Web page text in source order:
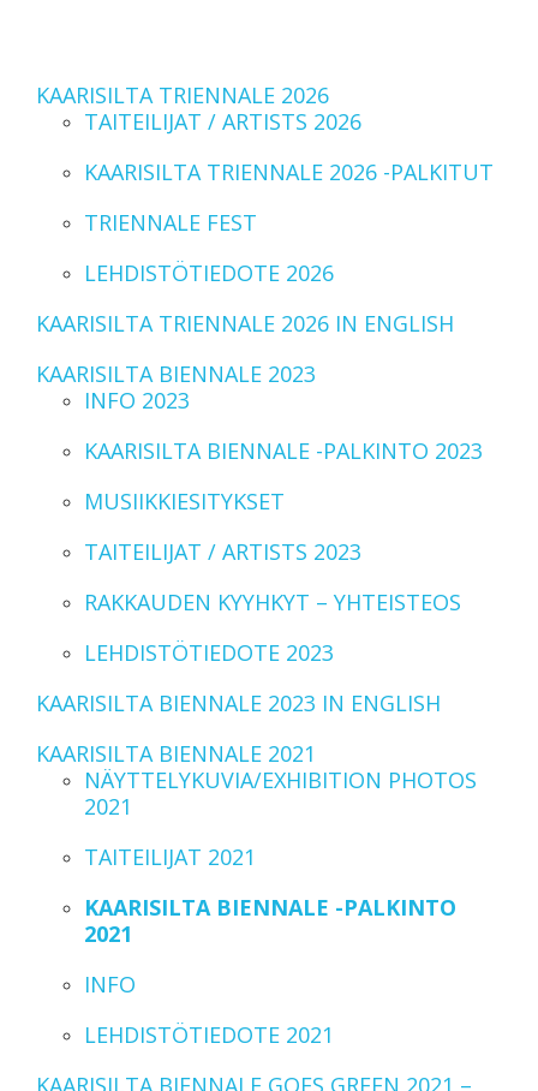
KAARISILTA TRIENNALE 2026
TAITEILIJAT / ARTISTS 2026
KAARISILTA TRIENNALE 2026 -PALKITUT
TRIENNALE FEST
LEHDISTÖTIEDOTE 2026
KAARISILTA TRIENNALE 2026 IN ENGLISH
KAARISILTA BIENNALE 2023
INFO 2023
KAARISILTA BIENNALE -PALKINTO 2023
MUSIIKKIESITYKSET
TAITEILIJAT / ARTISTS 2023
RAKKAUDEN KYYHKYT – YHTEISTEOS
LEHDISTÖTIEDOTE 2023
KAARISILTA BIENNALE 2023 IN ENGLISH
KAARISILTA BIENNALE 2021
NÄYTTELYKUVIA/EXHIBITION PHOTOS
2021
TAITEILIJAT 2021
KAARISILTA BIENNALE -PALKINTO
2021
INFO
LEHDISTÖTIEDOTE 2021